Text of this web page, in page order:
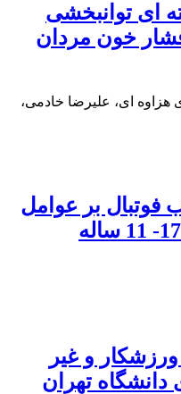
تاثیر برنامه 8 هفته ای توانبخشی
خون مردان
هزاوه ای، علیرضا خادمی،
فوتبال بر عوامل
و غیر
تهران